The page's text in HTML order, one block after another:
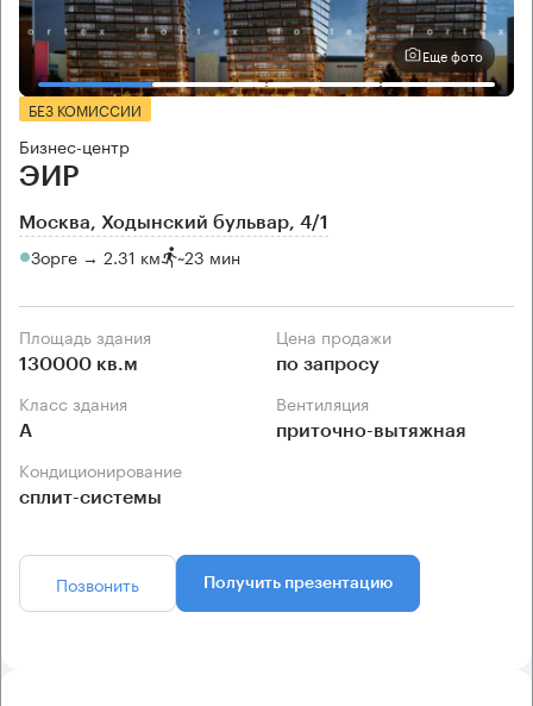
Еще фото
БЕЗ КОМИССИИ
Бизнес-центр
ЭИР
Москва, Ходынский бульвар, 4/1
Зорге → 2.31 км ~23 мин
Площадь здания
130000 кв.м
Цена продажи
по запросу
Класс здания
А
Вентиляция
приточно-вытяжная
Кондиционирование
сплит-системы
Позвонить Получить презентацию